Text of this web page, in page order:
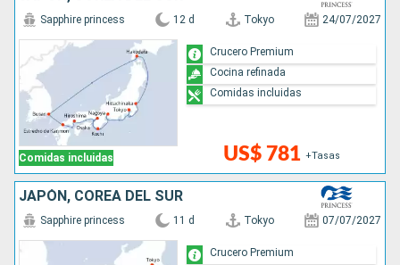
Comidas incluidas
Sapphire princess 12 d Tokyo 24/07/2027
US$ 781 +Tasas
Crucero Premium
Cocina refinada
Comidas incluidas
JAPÓN, COREA DEL SUR
Sapphire princess 11 d Tokyo 07/07/2027
Crucero Premium